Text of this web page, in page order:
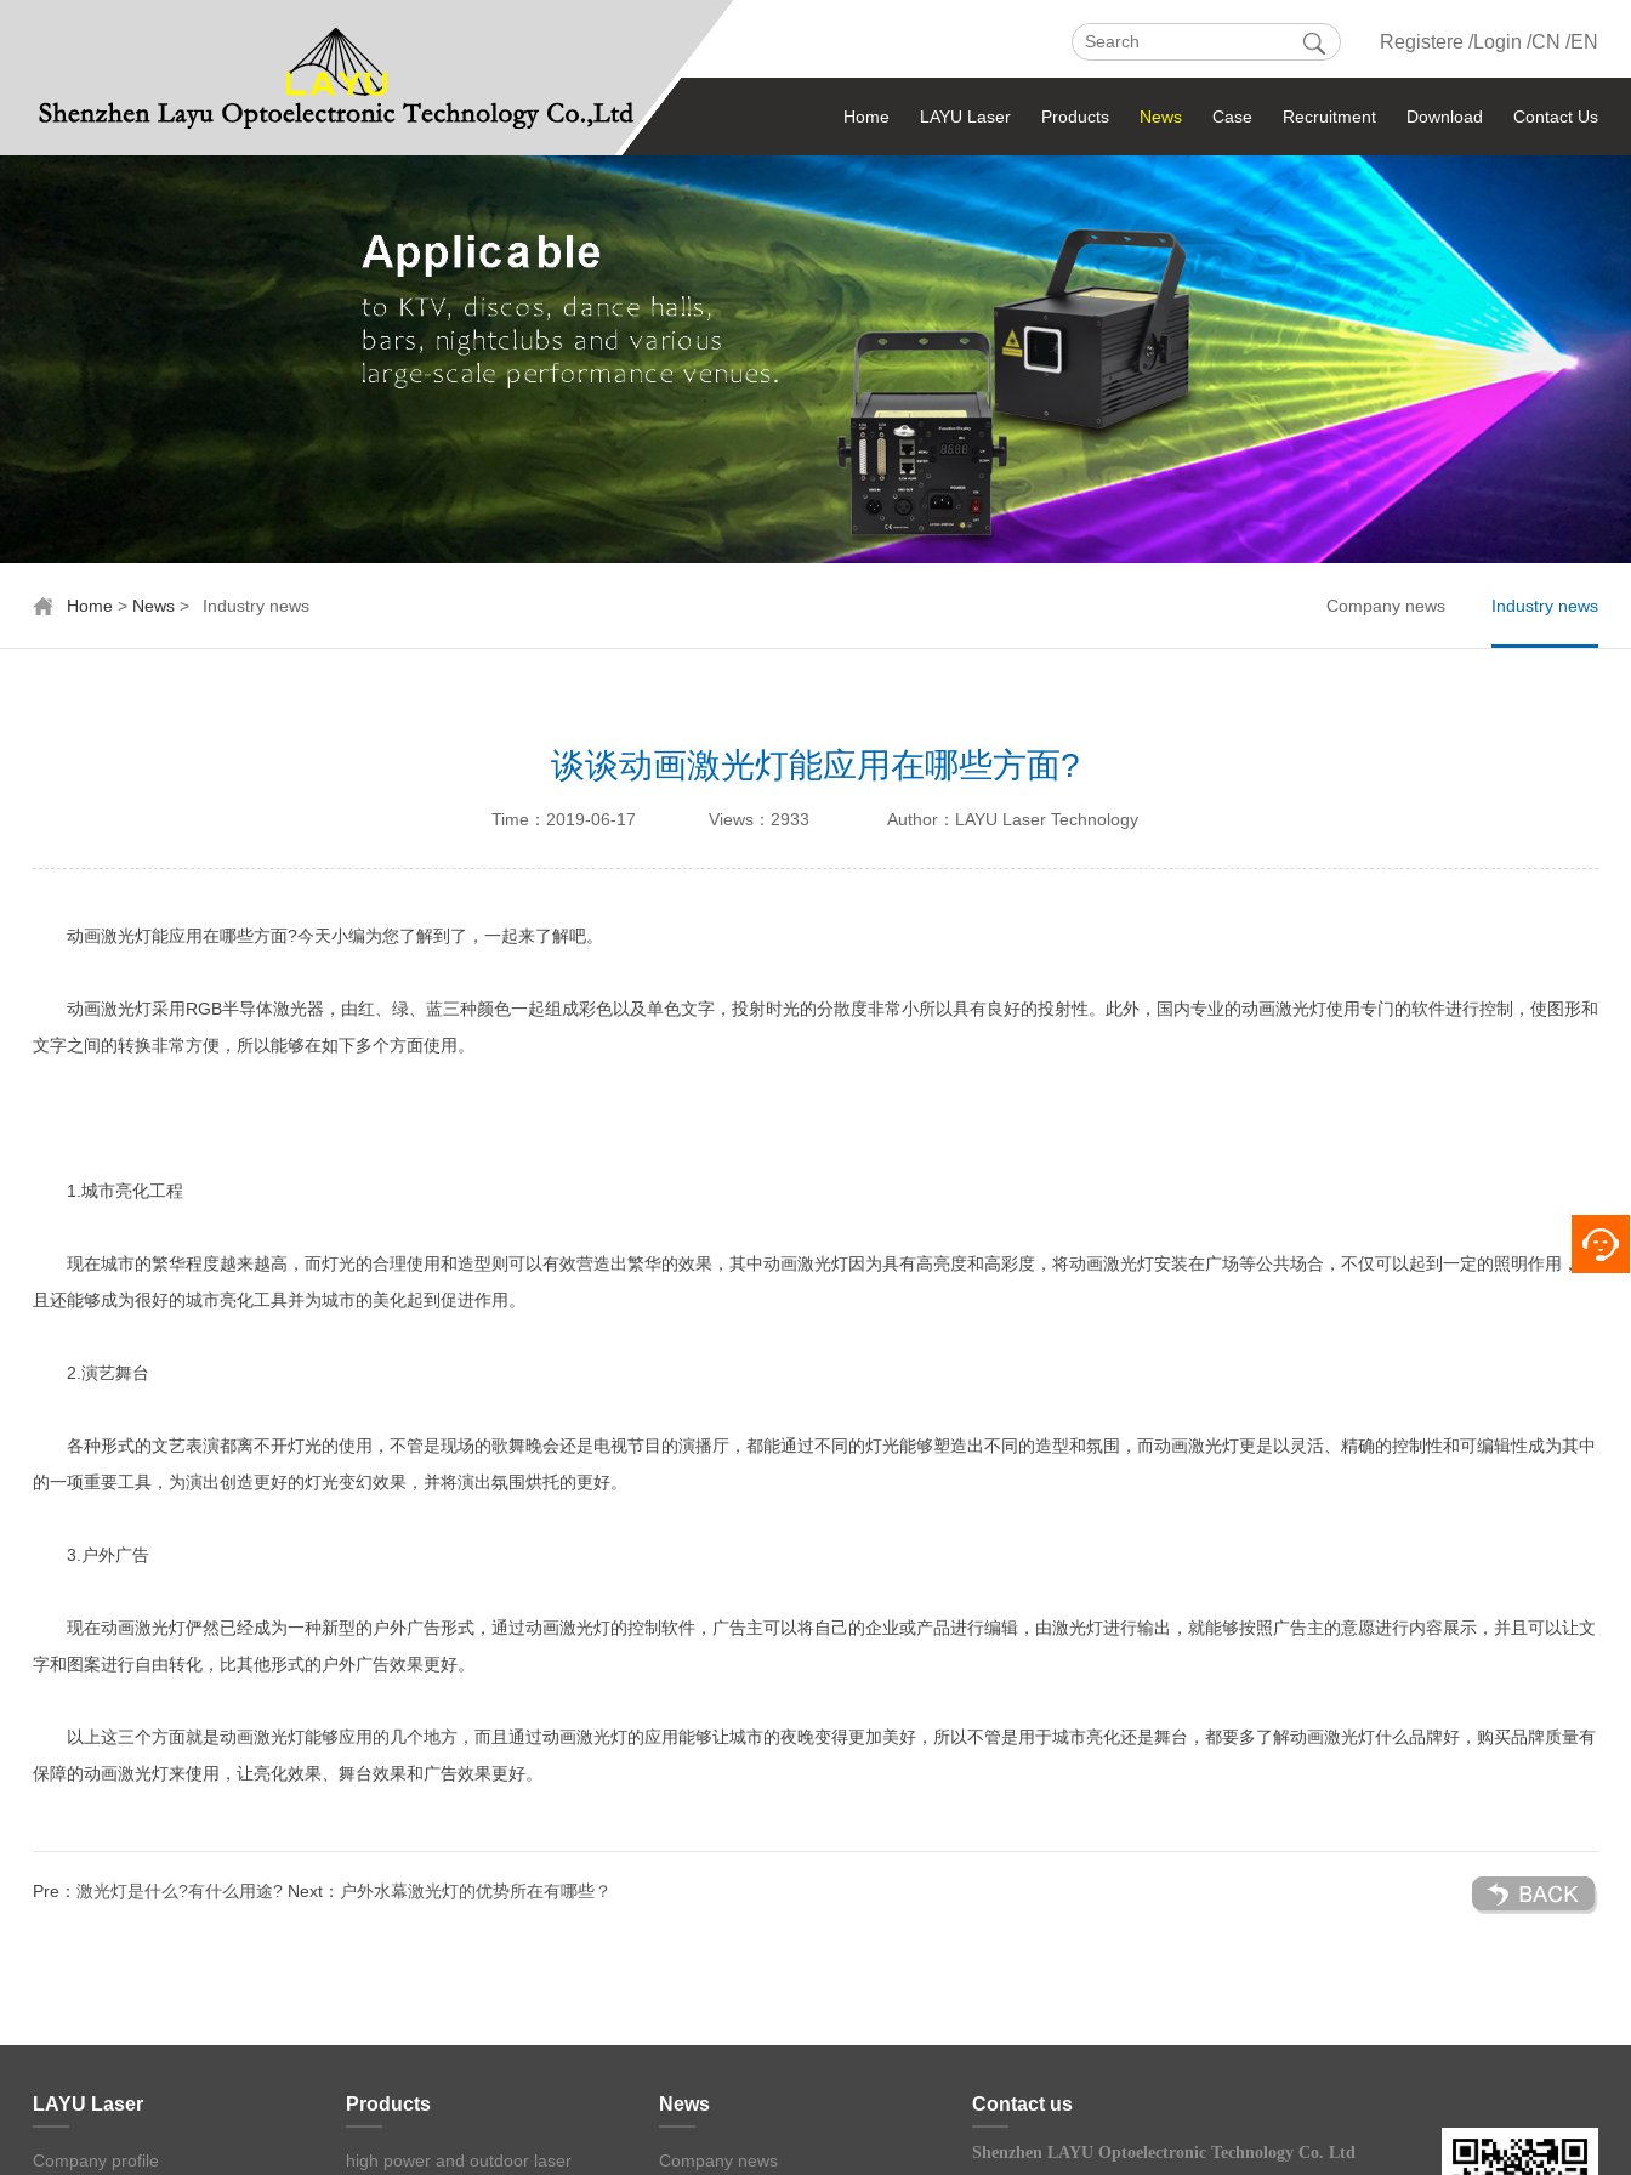
Registere /Login /CN /EN
Home LAYU Laser Products News Case Recruitment Download Contact Us
Home> News> Industry news Company news Industry news
谈谈动画激光灯能应用在哪些方面?
Time：2019-06-17 Views：2933 Author：LAYU Laser Technology
动画激光灯能应用在哪些方面?今天小编为您了解到了，一起来了解吧。
动画激光灯采用RGB半导体激光器，由红、绿、蓝三种颜色一起组成彩色以及单色文字，投射时光的分散度非常小所以具有良好的投射性。此外，国内专业的动画激光灯使用专门的软件进行控制，使图形和
文字之间的转换非常方便，所以能够在如下多个方面使用。
1.城市亮化工程
现在城市的繁华程度越来越高，而灯光的合理使用和造型则可以有效营造出繁华的效果，其中动画激光灯因为具有高亮度和高彩度，将动画激光灯安装在广场等公共场合，不仅可以起到一定的照明作用，而
且还能够成为很好的城市亮化工具并为城市的美化起到促进作用。
2.演艺舞台
各种形式的文艺表演都离不开灯光的使用，不管是现场的歌舞晚会还是电视节目的演播厅，都能通过不同的灯光能够塑造出不同的造型和氛围，而动画激光灯更是以灵活、精确的控制性和可编辑性成为其中
的一项重要工具，为演出创造更好的灯光变幻效果，并将演出氛围烘托的更好。
3.户外广告
现在动画激光灯俨然已经成为一种新型的户外广告形式，通过动画激光灯的控制软件，广告主可以将自己的企业或产品进行编辑，由激光灯进行输出，就能够按照广告主的意愿进行内容展示，并且可以让文
字和图案进行自由转化，比其他形式的户外广告效果更好。
以上这三个方面就是动画激光灯能够应用的几个地方，而且通过动画激光灯的应用能够让城市的夜晚变得更加美好，所以不管是用于城市亮化还是舞台，都要多了解动画激光灯什么品牌好，购买品牌质量有
保障的动画激光灯来使用，让亮化效果、舞台效果和广告效果更好。
Pre： 激光灯是什么?有什么用途? Next： 户外水幕激光灯的优势所在有哪些？
LAYU Laser
Company profile
Products
high power and outdoor laser
News
Company news
Contact us
Shenzhen LAYU Optoelectronic Technology Co. Ltd